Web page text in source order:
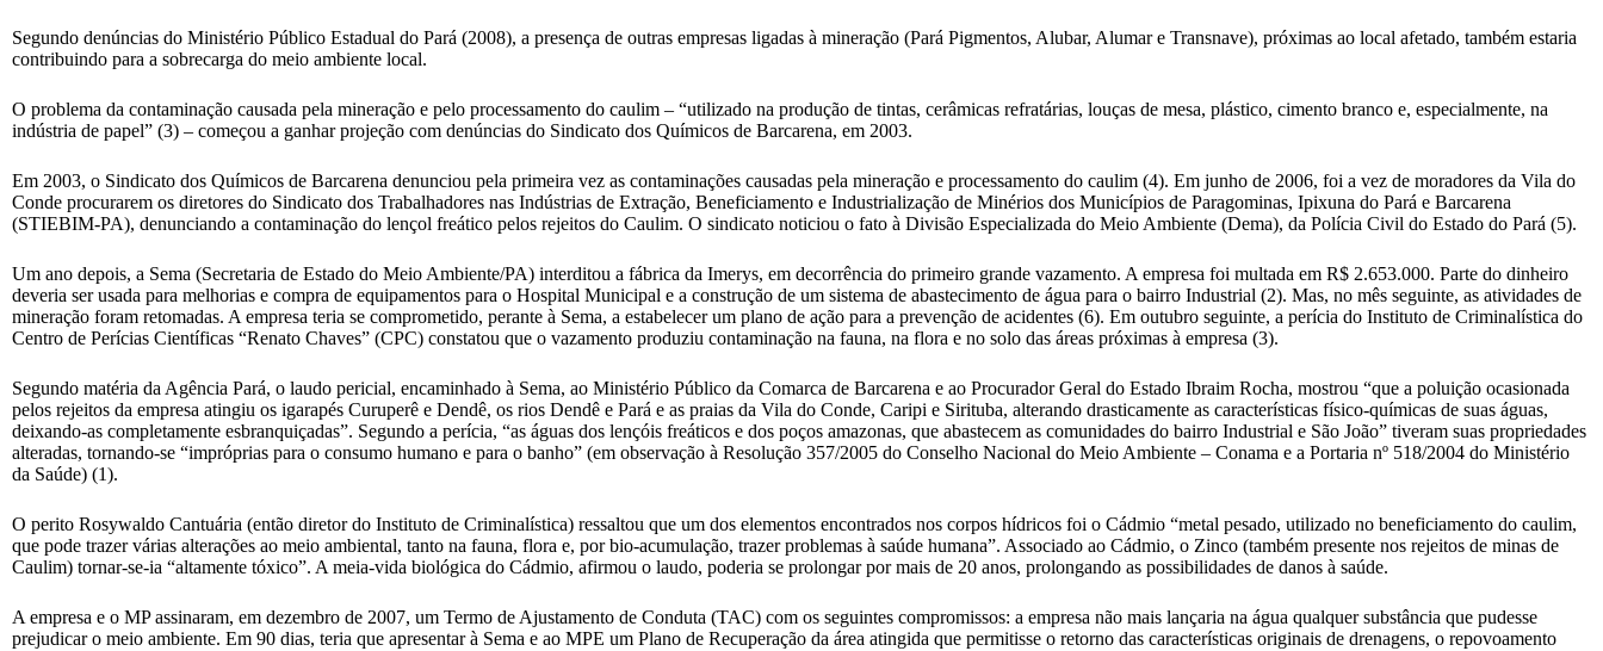
Segundo denúncias do Ministério Público Estadual do Pará (2008), a presença de outras empresas ligadas à mineração (Pará Pigmentos, Alubar, Alumar e Transnave), próximas ao local afetado, também estaria
contribuindo para a sobrecarga do meio ambiente local.
O problema da contaminação causada pela mineração e pelo processamento do caulim – “utilizado na produção de tintas, cerâmicas refratárias, louças de mesa, plástico, cimento branco e, especialmente, na
indústria de papel” (3) – começou a ganhar projeção com denúncias do Sindicato dos Químicos de Barcarena, em 2003.
Em 2003, o Sindicato dos Químicos de Barcarena denunciou pela primeira vez as contaminações causadas pela mineração e processamento do caulim (4). Em junho de 2006, foi a vez de moradores da Vila do
Conde procurarem os diretores do Sindicato dos Trabalhadores nas Indústrias de Extração, Beneficiamento e Industrialização de Minérios dos Municípios de Paragominas, Ipixuna do Pará e Barcarena
(STIEBIM-PA), denunciando a contaminação do lençol freático pelos rejeitos do Caulim. O sindicato noticiou o fato à Divisão Especializada do Meio Ambiente (Dema), da Polícia Civil do Estado do Pará (5).
Um ano depois, a Sema (Secretaria de Estado do Meio Ambiente/PA) interditou a fábrica da Imerys, em decorrência do primeiro grande vazamento. A empresa foi multada em R$ 2.653.000. Parte do dinheiro
deveria ser usada para melhorias e compra de equipamentos para o Hospital Municipal e a construção de um sistema de abastecimento de água para o bairro Industrial (2). Mas, no mês seguinte, as atividades de
mineração foram retomadas. A empresa teria se comprometido, perante à Sema, a estabelecer um plano de ação para a prevenção de acidentes (6). Em outubro seguinte, a perícia do Instituto de Criminalística do
Centro de Perícias Científicas “Renato Chaves” (CPC) constatou que o vazamento produziu contaminação na fauna, na flora e no solo das áreas próximas à empresa (3).
Segundo matéria da Agência Pará, o laudo pericial, encaminhado à Sema, ao Ministério Público da Comarca de Barcarena e ao Procurador Geral do Estado Ibraim Rocha, mostrou “que a poluição ocasionada
pelos rejeitos da empresa atingiu os igarapés Curuperê e Dendê, os rios Dendê e Pará e as praias da Vila do Conde, Caripi e Sirituba, alterando drasticamente as características físico-químicas de suas águas,
deixando-as completamente esbranquiçadas”. Segundo a perícia, “as águas dos lençóis freáticos e dos poços amazonas, que abastecem as comunidades do bairro Industrial e São João” tiveram suas propriedades
alteradas, tornando-se “impróprias para o consumo humano e para o banho” (em observação à Resolução 357/2005 do Conselho Nacional do Meio Ambiente – Conama e a Portaria nº 518/2004 do Ministério
da Saúde) (1).
O perito Rosywaldo Cantuária (então diretor do Instituto de Criminalística) ressaltou que um dos elementos encontrados nos corpos hídricos foi o Cádmio “metal pesado, utilizado no beneficiamento do caulim,
que pode trazer várias alterações ao meio ambiental, tanto na fauna, flora e, por bio-acumulação, trazer problemas à saúde humana”. Associado ao Cádmio, o Zinco (também presente nos rejeitos de minas de
Caulim) tornar-se-ia “altamente tóxico”. A meia-vida biológica do Cádmio, afirmou o laudo, poderia se prolongar por mais de 20 anos, prolongando as possibilidades de danos à saúde.
A empresa e o MP assinaram, em dezembro de 2007, um Termo de Ajustamento de Conduta (TAC) com os seguintes compromissos: a empresa não mais lançaria na água qualquer substância que pudesse
prejudicar o meio ambiente. Em 90 dias, teria que apresentar à Sema e ao MPE um Plano de Recuperação da área atingida que permitisse o retorno das características originais de drenagens, o repovoamento